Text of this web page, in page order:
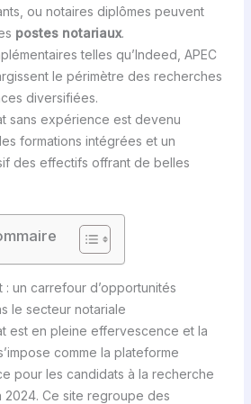
ou notaires diplômes peuvent
postes notariaux.
telles qu’Indeed, APEC
le périmètre des recherches
diversifiées.
sans expérience est devenu
formations intégrées et un
des effectifs offrant de belles
: un carrefour d’opportunités
le secteur notariale
est en pleine effervescence et la
comme la plateforme
pour les candidats à la recherche
2024. Ce site regroupe des